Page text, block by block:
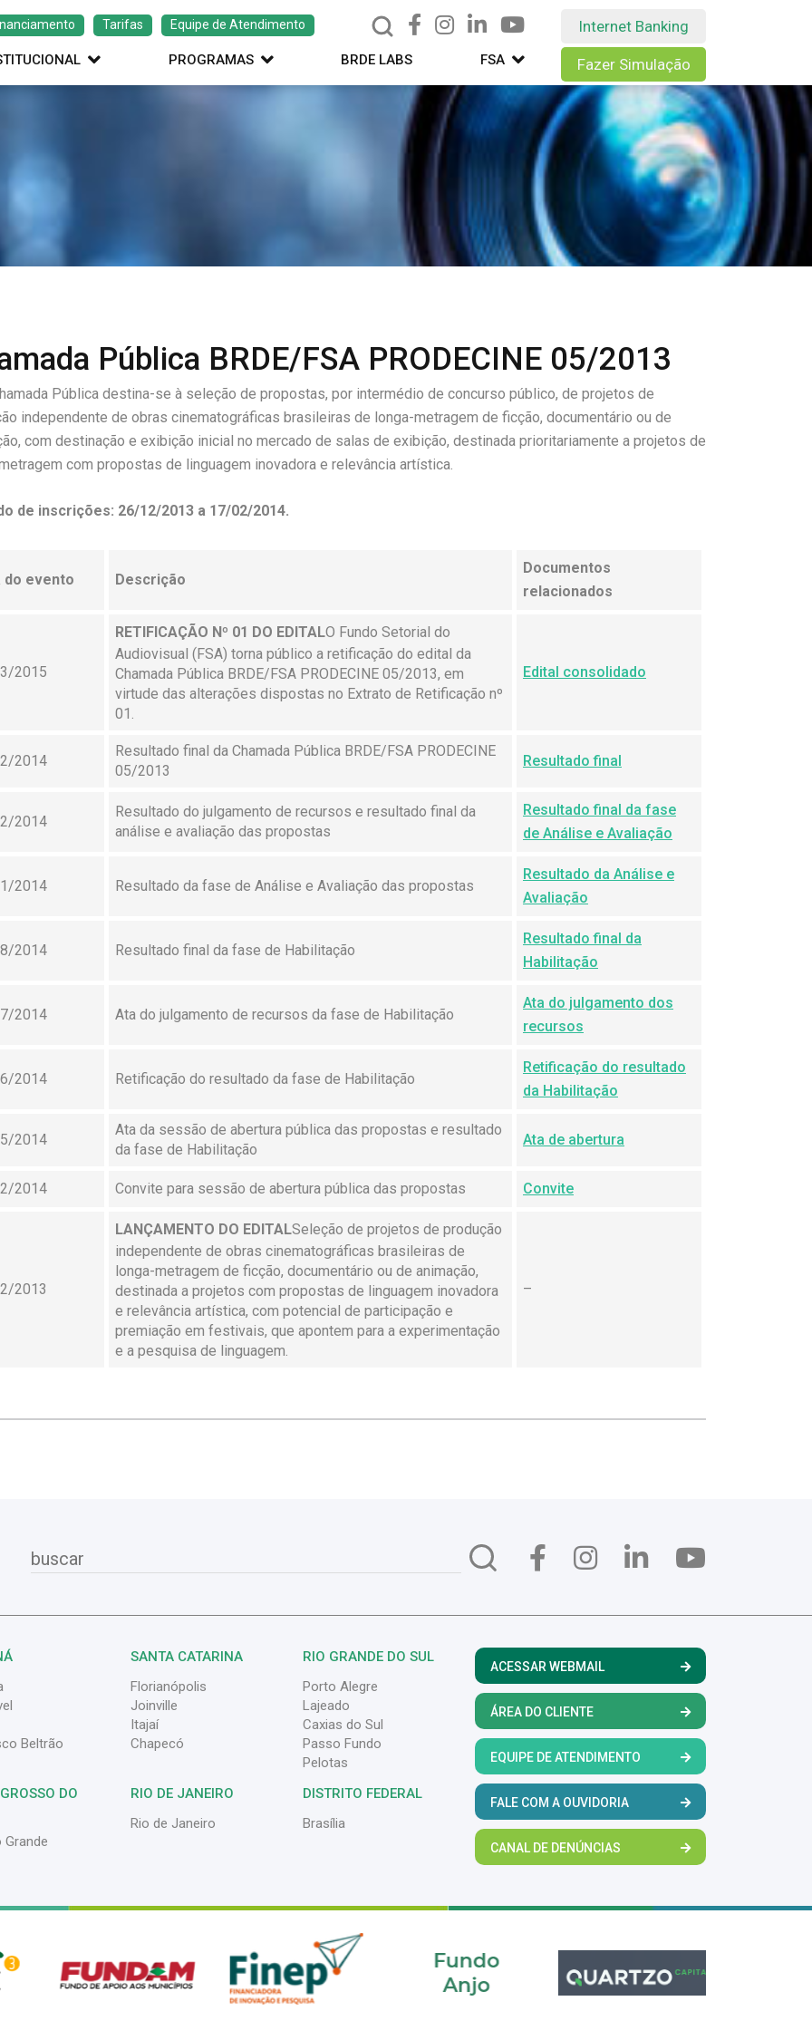
Tarifas Equipe de Atendimento
PROGRAMAS BRDE LABS FSA
Internet Banking
Fazer Simulação
Pública BRDE/FSA PRODECINE 05/2013
Pública destina-se à seleção de propostas, por intermédio de concurso público, de projetos de
independente de obras cinematográficas brasileiras de longa-metragem de ficção, documentário ou de
com destinação e exibição inicial no mercado de salas de exibição, destinada prioritariamente a projetos de
com propostas de linguagem inovadora e relevância artística.
de inscrições: 26/12/2013 a 17/02/2014.
do evento Descrição
Documentos
relacionados
2015
RETIFICAÇÃO Nº 01 DO EDITALO Fundo Setorial do
Audiovisual (FSA) torna público a retificação do edital da
Chamada Pública BRDE/FSA PRODECINE 05/2013, em
virtude das alterações dispostas no Extrato de Retificação nº
01.
Edital consolidado
2014
Resultado final da Chamada Pública BRDE/FSA PRODECINE
05/2013
Resultado final
2014
Resultado do julgamento de recursos e resultado final da
análise e avaliação das propostas
Resultado final da fase
de Análise e Avaliação
2014 Resultado da fase de Análise e Avaliação das propostas
Resultado da Análise e
Avaliação
2014 Resultado final da fase de Habilitação
Resultado final da
Habilitação
2014 Ata do julgamento de recursos da fase de Habilitação
Ata do julgamento dos
recursos
2014 Retificação do resultado da fase de Habilitação
Retificação do resultado
da Habilitação
2014
Ata da sessão de abertura pública das propostas e resultado
da fase de Habilitação
Ata de abertura
2014 Convite para sessão de abertura pública das propostas Convite
2013
LANÇAMENTO DO EDITALSeleção de projetos de produção
independente de obras cinematográficas brasileiras de
longa-metragem de ficção, documentário ou de animação,
destinada a projetos com propostas de linguagem inovadora
e relevância artística, com potencial de participação e
premiação em festivais, que apontem para a experimentação
e a pesquisa de linguagem.
–
Beltrão
SANTA CATARINA
Florianópolis
Joinville
Itajaí
Chapecó
RIO GRANDE DO SUL
Porto Alegre
Lajeado
Caxias do Sul
Passo Fundo
Pelotas
DO
Grande
RIO DE JANEIRO
Rio de Janeiro
DISTRITO FEDERAL
Brasília
ACESSAR WEBMAIL
ÁREA DO CLIENTE
EQUIPE DE ATENDIMENTO
FALE COM A OUVIDORIA
CANAL DE DENÚNCIAS